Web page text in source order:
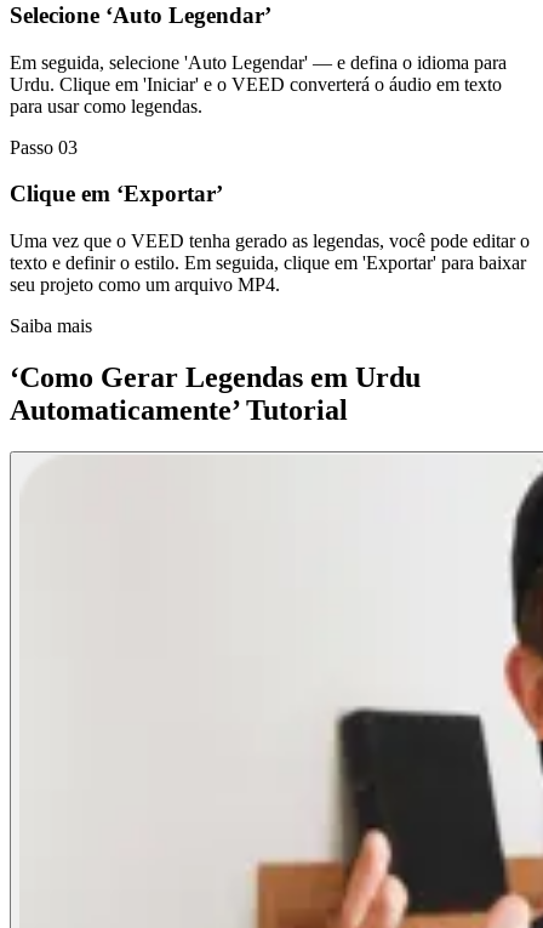
Selecione ‘Auto Legendar’
Em seguida, selecione 'Auto Legendar' — e defina o idioma para
Urdu. Clique em 'Iniciar' e o VEED converterá o áudio em texto
para usar como legendas.
Passo 03
Clique em ‘Exportar’
Uma vez que o VEED tenha gerado as legendas, você pode editar o
texto e definir o estilo. Em seguida, clique em 'Exportar' para baixar
seu projeto como um arquivo MP4.
Saiba mais
‘Como Gerar Legendas em Urdu
Automaticamente’ Tutorial